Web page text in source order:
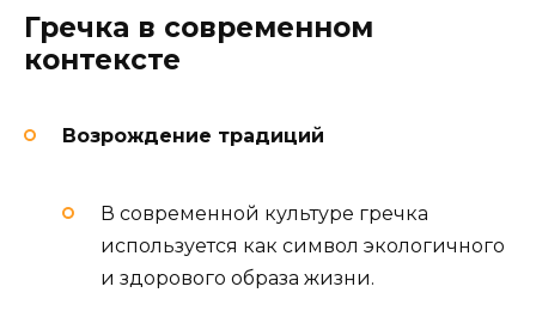
Гречка в современном
контексте
Возрождение традиций
В современной культуре гречка
используется как символ экологичного
и здорового образа жизни.